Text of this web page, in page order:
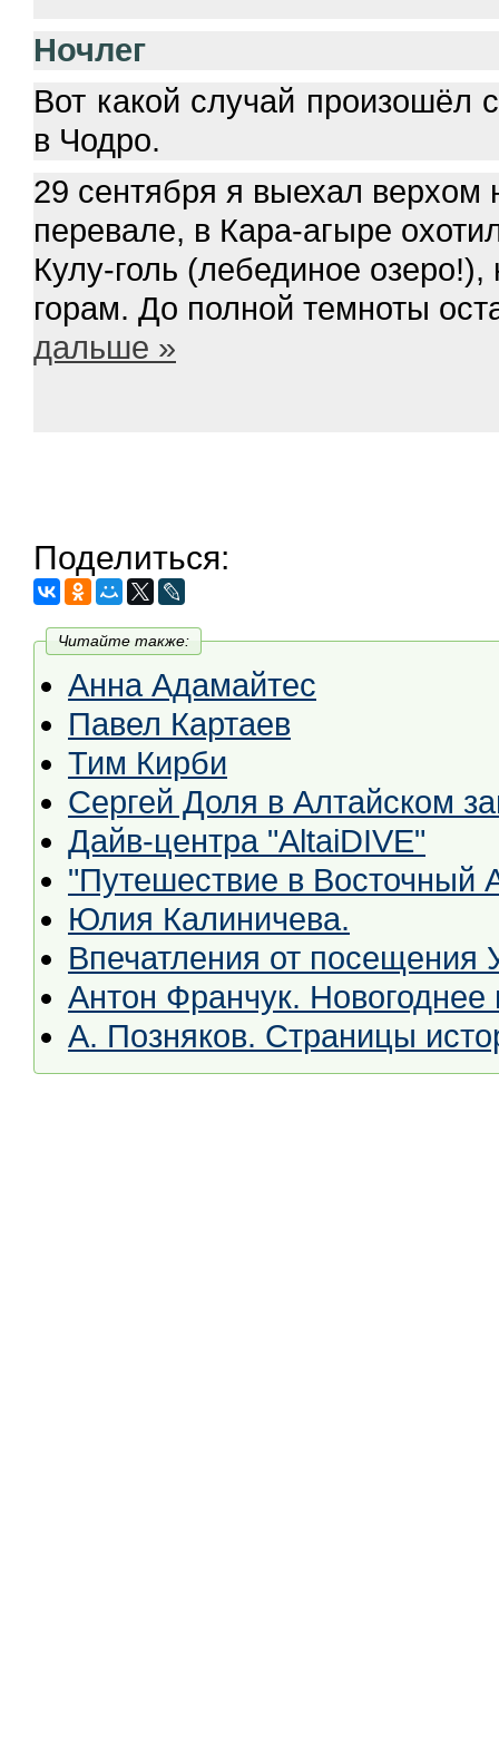
Ночлег
Вот какой случай произошёл
в Чодро.
29 сентября я выехал верхом
перевале, в Кара-агыре
Кулу-голь (лебединое озеро!),
горам. До полной темноты
дальше »
Поделиться:
Читайте также:
Анна Адамайтес
Павел Картаев
Тим Кирби
Сергей Доля в Алтайском
Дайв-центра "AltaiDIVE"
"Путешествие в Восточный
Юлия Калиничева.
Впечатления от посещения
Антон Франчук. Новогоднее
А. Позняков. Страницы